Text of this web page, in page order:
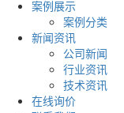
案例展示
案例分类
新闻资讯
公司新闻
行业资讯
技术资讯
在线询价